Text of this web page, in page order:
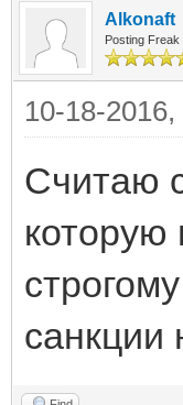
Alkonaft
Posting Freak
10-18-
Считаю
которую
санкции